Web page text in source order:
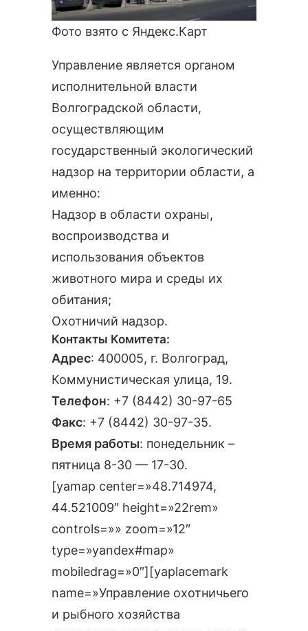
Фото взято с Яндекс.Карт
Управление является органом
исполнительной власти
Волгоградской области,
осуществляющим
государственный экологический
надзор на территории области, а
именно:
Надзор в области охраны,
воспроизводства и
использования объектов
животного мира и среды их
обитания;
Охотничий надзор.
Контакты Комитета:
Адрес: 400005, г. Волгоград,
Коммунистическая улица, 19.
Телефон: +7 (8442) 30-97-65
Факс: +7 (8442) 30-97-35.
Время работы: понедельник –
пятница 8-30 — 17-30.
[yamap center=»48.714974,
44.521009″ height=»22rem»
controls=»» zoom=»12″
type=»yandex#map»
mobiledrag=»0″][yaplacemark
name=»Управление охотничьего
и рыбного хозяйства